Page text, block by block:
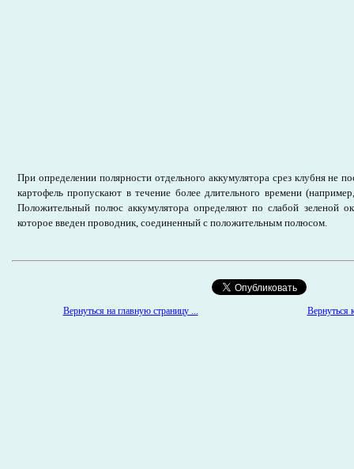
При определении полярности отдельного аккумулятора срез клубня не
картофель пропускают в течение более длительного времени
Положительный полюс аккумулятора определяют по слабой зеленой
которое введен проводник, соединенный с положительным полюсом.
Вернуться на главную страницу ... Вернуться